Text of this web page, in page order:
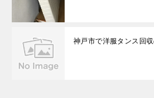
神戸市で洋服タンス回